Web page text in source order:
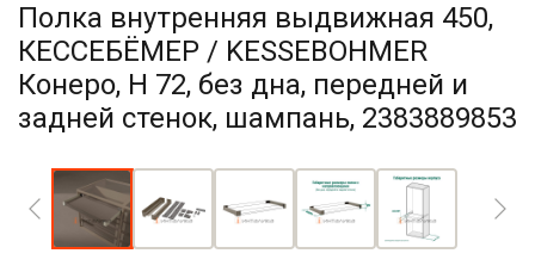
Полка внутренняя выдвижная 450,
КЕССЕБЁМЕР / KESSEBOHMER
Конеро, H 72, без дна, передней и
задней стенок, шампань, 2383889853